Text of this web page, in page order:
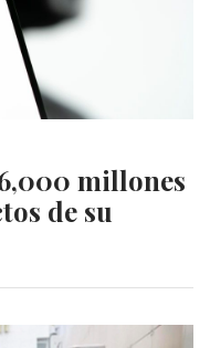
millones
de su